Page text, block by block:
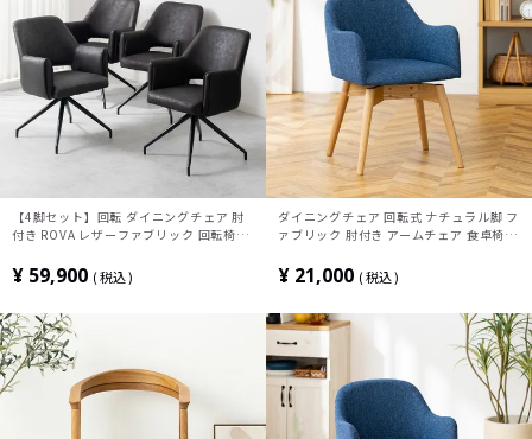
【4脚セット】回転 ダイニングチェア 肘
付き ROVA レザーファブリック 回転椅子
ェア リビングチェア 食卓椅子 おしゃれ
ORV
¥ 59,900 税込
ダイニングチェア 回転式 ナチュラル脚 フ
ァブリック 肘付き アームチェア 食卓椅子
欧 青 ブルー ブラウン グレー
¥ 21,000 税込